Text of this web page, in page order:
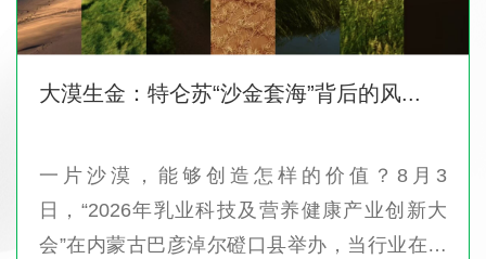
大漠生金：特仑苏“沙金套海”背后的风...
一片沙漠，能够创造怎样的价值？8月3
日，“2026年乳业科技及营养健康产业创新大
会”在内蒙古巴彦淖尔磴口县举办，当行业在这